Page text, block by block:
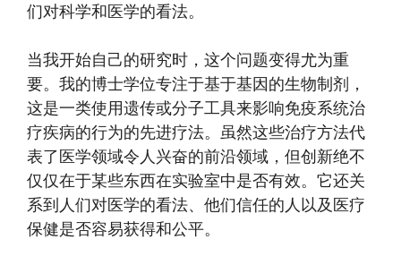
们对科学和医学的看法。
当我开始自己的研究时，这个问题变得尤为重
要。我的博士学位专注于基于基因的生物制剂，
这是一类使用遗传或分子工具来影响免疫系统治
疗疾病的行为的先进疗法。虽然这些治疗方法代
表了医学领域令人兴奋的前沿领域，但创新绝不
仅仅在于某些东西在实验室中是否有效。它还关
系到人们对医学的看法、他们信任的人以及医疗
保健是否容易获得和公平。